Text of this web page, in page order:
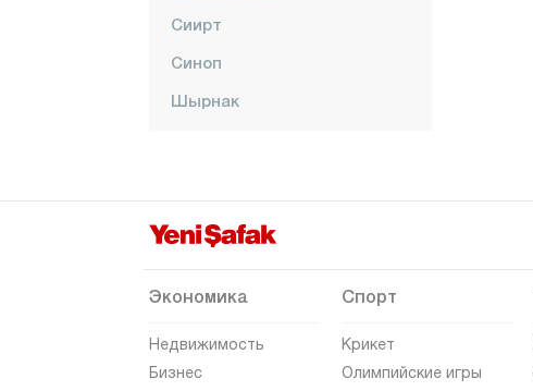
Сиирт
Синоп
Шырнак
Трабзон
Тунджели
Ван
Экономика
Недвижимость
Бизнес
Спорт
Крикет
Олимпийские игры